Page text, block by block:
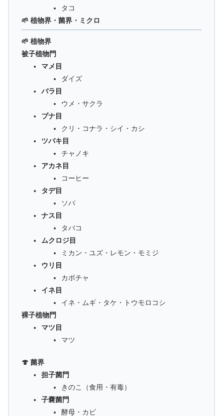
タコ
🌱 植物界・菌界・ミクロ
🌱 植物界
被子植物門
マメ目
ダイズ
バラ目
ウメ・サクラ
ブナ目
クリ・コナラ・シイ・カシ
ツバキ目
チャノキ
アカネ目
コーヒー
タデ目
ソバ
ナス目
タバコ
ムクロジ目
ミカン・ユズ・レモン・モミジ
ウリ目
カボチャ
イネ目
イネ・ムギ・タケ・トウモロコシ
裸子植物門
マツ目
マツ
🍄 菌界
担子菌門
きのこ（食用・有毒）
子嚢菌門
酵母・カビ